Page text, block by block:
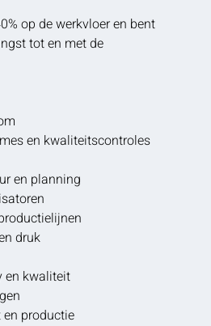
op de werkvloer en bent
tot en met de
en kwaliteitscontroles
en planning
druk
en kwaliteit
productie